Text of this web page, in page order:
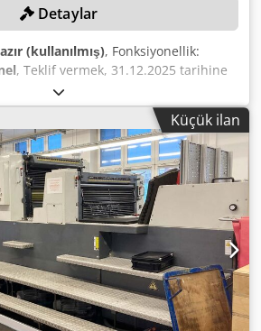
Detaylar
(kullanılmış), Fonksiyonellik:
, Teklif vermek, 31.12.2025 tarihine
alma yükümlülüğü doğurur! Teklif
Edelmann Graphics
ofset baskı makinesi, kesim
numarası: 6160-64, üretim yılı:
HS ayırma ünitesi (Seri
yılı: 2004) Egzoz sistemi, borulama
RC2 makara kolatörü (Seri numarası:
Dwjdpfx Aexyh Rhskvsa Not: Dış
sisteme dahil değildir.
Küçük ilan